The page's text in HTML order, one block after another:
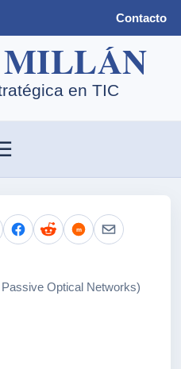
Contacto
Optical Networks)